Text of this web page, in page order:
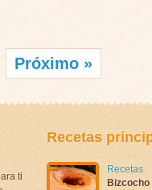
Próximo »
ti
Recetas
Recetas
Bizcocho